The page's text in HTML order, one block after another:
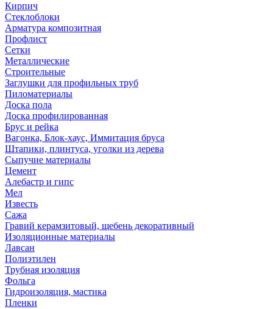
Кирпич
Стеклоблоки
Арматура композитная
Профлист
Сетки
Металлические
Строительные
Заглушки для профильных труб
Пиломатериалы
Доска пола
Доска профилированная
Брус и рейка
Вагонка, Блок-хаус, Иммитация бруса
Штапики, плинтуса, уголки из дерева
Сыпучие материалы
Цемент
Алебастр и гипс
Мел
Известь
Сажа
Гравий керамзитовый, щебень декоративный
Изоляционные материалы
Лавсан
Полиэтилен
Трубная изоляция
Фольга
Гидроизоляция, мастика
Пленки